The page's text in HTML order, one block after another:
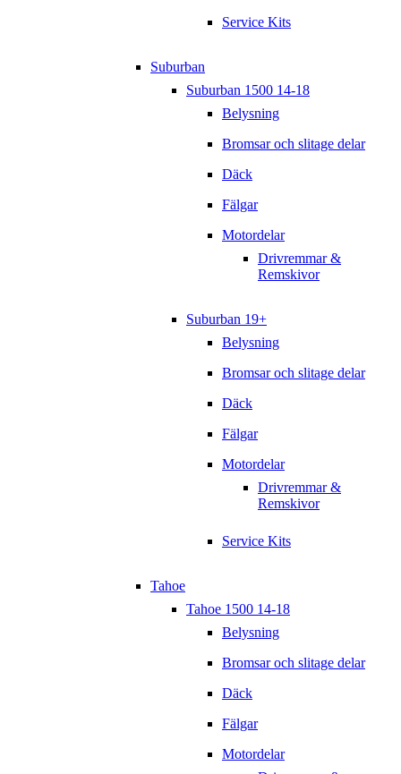
Service Kits
Suburban
Suburban 1500 14-18
Belysning
Bromsar och slitage delar
Däck
Fälgar
Motordelar
Drivremmar &
Remskivor
Suburban 19+
Belysning
Bromsar och slitage delar
Däck
Fälgar
Motordelar
Drivremmar &
Remskivor
Service Kits
Tahoe
Tahoe 1500 14-18
Belysning
Bromsar och slitage delar
Däck
Fälgar
Motordelar